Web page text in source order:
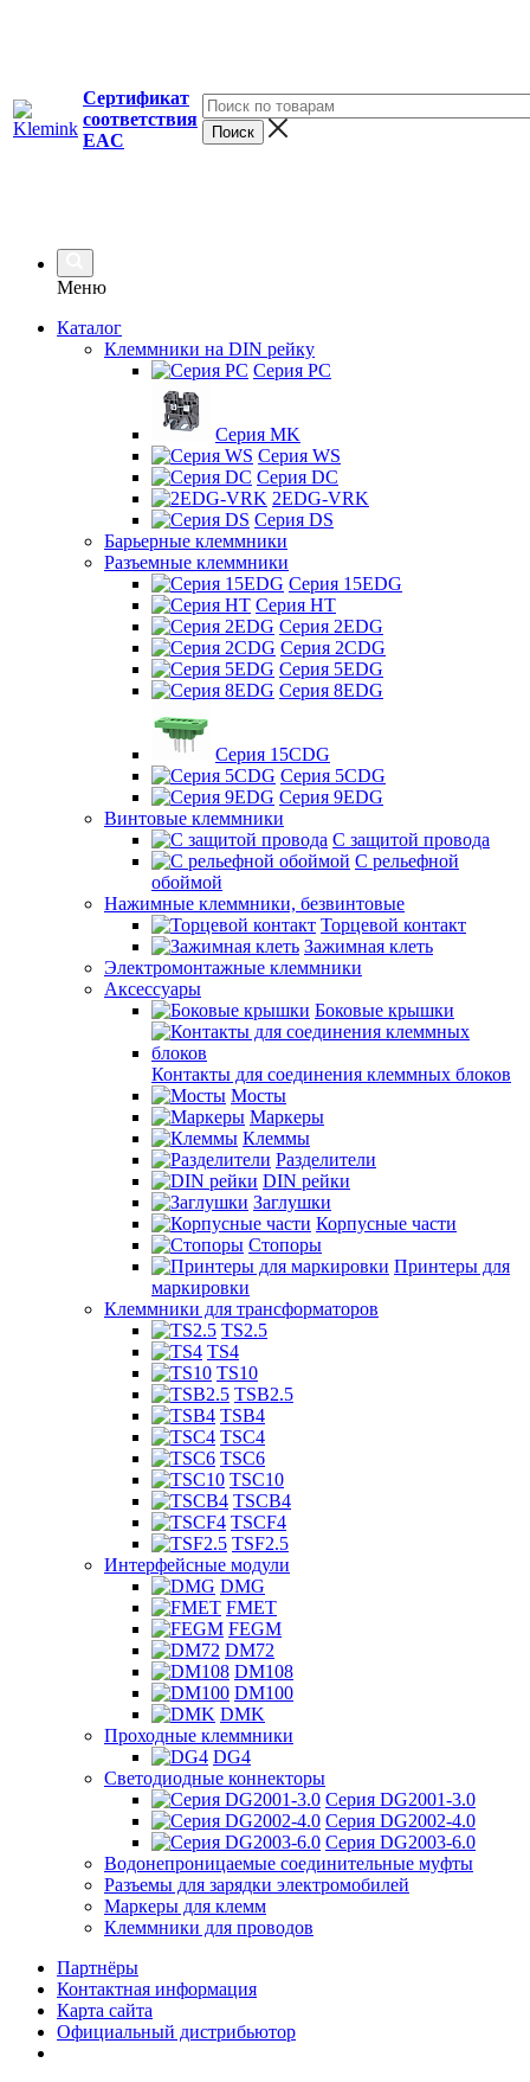
Сертификат
соответствия
EAC
Меню
Каталог
Клеммники на DIN рейку
Серия PC
Серия MK
Серия WS
Серия DC
2EDG-VRK
Серия DS
Барьерные клеммники
Разъемные клеммники
Серия 15EDG
Серия HT
Серия 2EDG
Серия 2CDG
Серия 5EDG
Серия 8EDG
Серия 15CDG
Серия 5CDG
Серия 9EDG
Винтовые клеммники
С защитой провода
C рельефной
обоймой
Нажимные клеммники, безвинтовые
Торцевой контакт
Зажимная клеть
Электромонтажные клеммники
Аксессуары
Боковые крышки
Контакты для соединения клеммных блоков
Мосты
Маркеры
Клеммы
Разделители
DIN рейки
Заглушки
Корпусные части
Стопоры
Принтеры для
маркировки
Клеммники для трансформаторов
TS2.5
TS4
TS10
TSB2.5
TSB4
TSC4
TSC6
TSC10
TSCB4
TSCF4
TSF2.5
Интерфейсные модули
DMG
FMET
FEGM
DM72
DM108
DM100
DMK
Проходные клеммники
DG4
Светодиодные коннекторы
Серия DG2001-3.0
Серия DG2002-4.0
Серия DG2003-6.0
Водонепроницаемые соединительные муфты
Разъемы для зарядки электромобилей
Маркеры для клемм
Клеммники для проводов
Партнёры
Контактная информация
Карта сайта
Официальный дистрибьютор